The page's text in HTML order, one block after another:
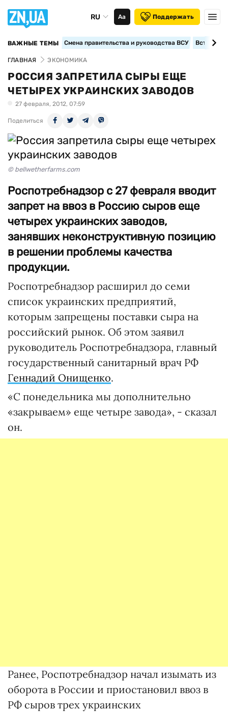
RU Аа Поддержать
ВАЖНЫЕ ТЕМЫ Смена правительства и руководства ВСУ
ГЛАВНАЯ ЭКОНОМИКА
РОССИЯ ЗАПРЕТИЛА СЫРЫ ЕЩЕ
ЧЕТЫРЕХ УКРАИНСКИХ ЗАВОДОВ
27 февраля, 2012, 07:59
Поделиться
© bellwetherfarms.com
Роспотребнадзор с 27 февраля вводит
запрет на ввоз в Россию сыров еще
четырех украинских заводов,
занявших неконструктивную позицию
в решении проблемы качества
продукции.
Роспотребнадзор расширил до семи
список украинских предприятий,
которым запрещены поставки сыра на
российский рынок. Об этом заявил
руководитель Роспотребнадзора, главный
государственный санитарный врач РФ
Геннадий Онищенко.
«С понедельника мы дополнительно
«закрываем» еще четыре завода», - сказал
он.
Ранее, Роспотребнадзор начал изымать из
оборота в России и приостановил ввоз в
РФ сыров трех украинских